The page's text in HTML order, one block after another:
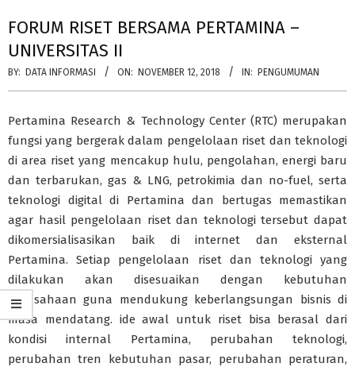
FORUM RISET BERSAMA PERTAMINA –
UNIVERSITAS II
BY: DATA INFORMASI ON: NOVEMBER 12, 2018 IN: PENGUMUMAN
Pertamina Research & Technology Center (RTC) merupakan
fungsi yang bergerak dalam pengelolaan riset dan teknologi
di area riset yang mencakup hulu, pengolahan, energi baru
dan terbarukan, gas & LNG, petrokimia dan no-fuel, serta
teknologi digital di Pertamina dan bertugas memastikan
agar hasil pengelolaan riset dan teknologi tersebut dapat
dikomersialisasikan baik di internet dan eksternal
Pertamina. Setiap pengelolaan riset dan teknologi yang
dilakukan akan disesuaikan dengan kebutuhan
perusahaan guna mendukung keberlangsungan bisnis di
masa mendatang. ide awal untuk riset bisa berasal dari
kondisi internal Pertamina, perubahan teknologi,
perubahan tren kebutuhan pasar, perubahan peraturan,